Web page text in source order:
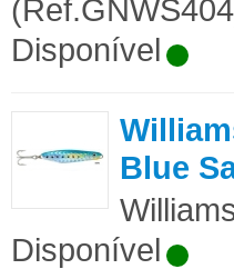
Disponível
Blue
Disponível